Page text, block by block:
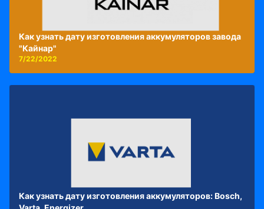
Как узнать дату изготовления аккумуляторов завода
"Кайнар"
7/22/2022
Как узнать дату изготовления аккумуляторов: Bosch,